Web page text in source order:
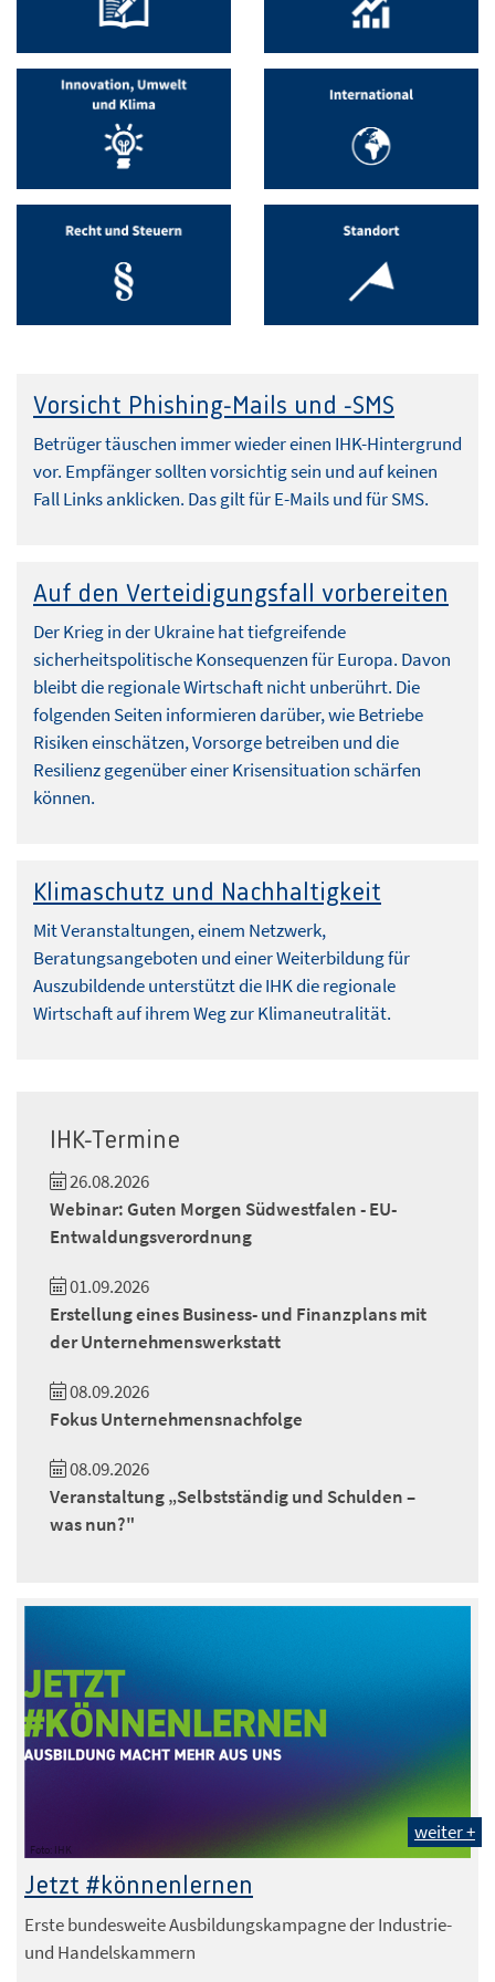
Vorsicht Phishing-Mails und -SMS
Betrüger täuschen immer wieder einen IHK-Hintergrund
vor. Empfänger sollten vorsichtig sein und auf keinen
Fall Links anklicken. Das gilt für E-Mails und für SMS.
Auf den Verteidigungsfall vorbereiten
Der Krieg in der Ukraine hat tiefgreifende
sicherheitspolitische Konsequenzen für Europa. Davon
bleibt die regionale Wirtschaft nicht unberührt. Die
folgenden Seiten informieren darüber, wie Betriebe
Risiken einschätzen, Vorsorge betreiben und die
Resilienz gegenüber einer Krisensituation schärfen
können.
Klimaschutz und Nachhaltigkeit
Mit Veranstaltungen, einem Netzwerk,
Beratungsangeboten und einer Weiterbildung für
Auszubildende unterstützt die IHK die regionale
Wirtschaft auf ihrem Weg zur Klimaneutralität.
IHK-Termine
26.08.2026
Webinar: Guten Morgen Südwestfalen - EU-
Entwaldungsverordnung
01.09.2026
Erstellung eines Business- und Finanzplans mit
der Unternehmenswerkstatt
08.09.2026
Fokus Unternehmensnachfolge
08.09.2026
Veranstaltung „Selbstständig und Schulden –
was nun?"
Foto: IHK
weiter +
Jetzt #könnenlernen
Erste bundesweite Ausbildungskampagne der Industrie-
und Handelskammern